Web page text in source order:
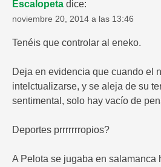
Escalopeta dice:
noviembre 20, 2014 a las 13:46
Tenéis que controlar al eneko.
Deja en evidencia que cuando el
intelctualizarse, y se aleja de su
sentimental, solo hay vacío de
Deportes prrrrrrropios?
A Pelota se jugaba en salamanca